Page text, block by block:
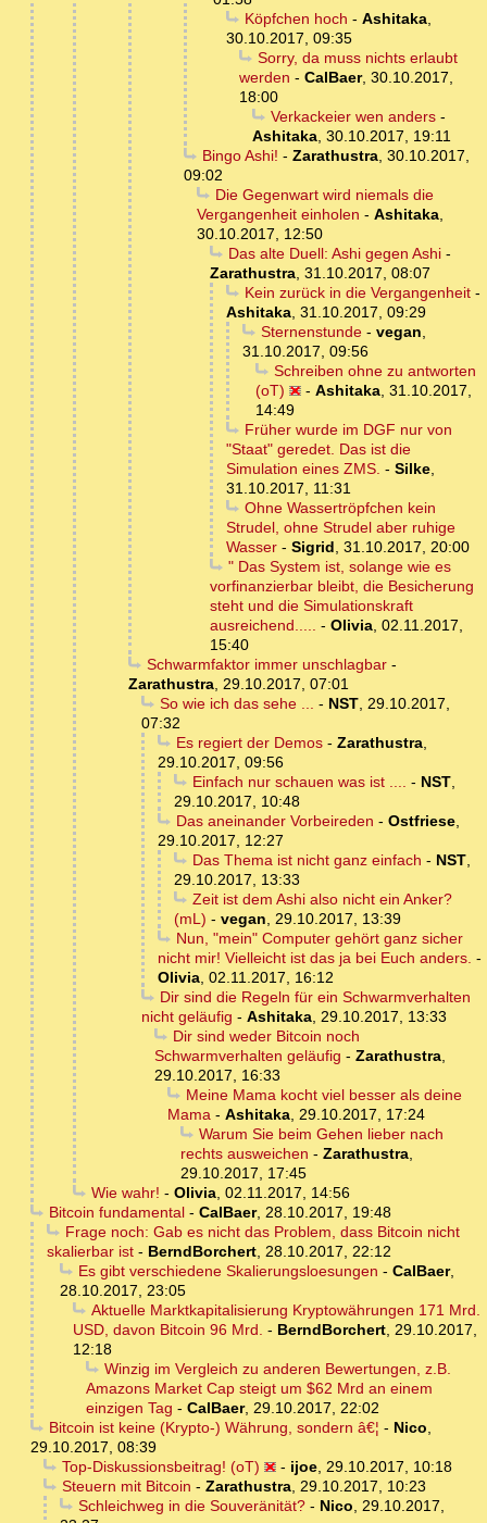
Köpfchen hoch - Ashitaka,
30.10.2017, 09:35
Sorry, da muss nichts erlaubt
werden - CalBaer, 30.10.2017,
18:00
Verkackeier wen anders-
Ashitaka, 30.10.2017, 19:11
Bingo Ashi! - Zarathustra, 30.10.2017,
09:02
Die Gegenwart wird niemals die
Vergangenheit einholen - Ashitaka,
30.10.2017, 12:50
Das alte Duell: Ashi gegen Ashi-
Zarathustra, 31.10.2017, 08:07
Kein zurück in die Vergangenheit-
Ashitaka, 31.10.2017, 09:29
Sternenstunde- vegan,
31.10.2017, 09:56
Schreiben ohne zu antworten
(oT)
- Ashitaka, 31.10.2017,
14:49
Früher wurde im DGF nur von
"Staat" geredet. Das ist die
Simulation eines ZMS. - Silke,
31.10.2017, 11:31
Ohne Wassertröpfchen kein
Strudel, ohne Strudel aber ruhige
Wasser - Sigrid, 31.10.2017, 20:00
" Das System ist, solange wie es
vorfinanzierbar bleibt, die Besicherung
steht und die Simulationskraft
ausreichend..... - Olivia, 02.11.2017,
15:40
Schwarmfaktor immer unschlagbar-
Zarathustra, 29.10.2017, 07:01
So wie ich das sehe ... - NST, 29.10.2017,
07:32
Es regiert der Demos- Zarathustra,
29.10.2017, 09:56
Einfach nur schauen was ist .... - NST,
29.10.2017, 10:48
Das aneinander Vorbeireden - Ostfriese,
29.10.2017, 12:27
Das Thema ist nicht ganz einfach - NST,
29.10.2017, 13:33
Zeit ist dem Ashi also nicht ein Anker?
(mL) - vegan, 29.10.2017, 13:39
Nun, "mein" Computer gehört ganz sicher
nicht mir! Vielleicht ist das ja bei Euch anders. -
Olivia, 02.11.2017, 16:12
Dir sind die Regeln für ein Schwarmverhalten
nicht geläufig - Ashitaka, 29.10.2017, 13:33
Dir sind weder Bitcoin noch
Schwarmverhalten geläufig - Zarathustra,
29.10.2017, 16:33
Meine Mama kocht viel besser als deine
Mama - Ashitaka, 29.10.2017, 17:24
Warum Sie beim Gehen lieber nach
rechts ausweichen - Zarathustra,
29.10.2017, 17:45
Wie wahr! - Olivia, 02.11.2017, 14:56
Bitcoin fundamental- CalBaer, 28.10.2017, 19:48
Frage noch: Gab es nicht das Problem, dass Bitcoin nicht
skalierbar ist - BerndBorchert, 28.10.2017, 22:12
Es gibt verschiedene Skalierungsloesungen - CalBaer,
28.10.2017, 23:05
Aktuelle Marktkapitalisierung Kryptowährungen 171 Mrd.
USD, davon Bitcoin 96 Mrd. - BerndBorchert, 29.10.2017,
12:18
Winzig im Vergleich zu anderen Bewertungen, z.B.
Amazons Market Cap steigt um $62 Mrd an einem
einzigen Tag - CalBaer, 29.10.2017, 22:02
Bitcoin ist keine (Krypto-) Währung, sondern â€¦ - Nico,
29.10.2017, 08:39
Top-Diskussionsbeitrag! (oT)
- ijoe, 29.10.2017, 10:18
Steuern mit Bitcoin - Zarathustra, 29.10.2017, 10:23
Schleichweg in die Souveränität?- Nico, 29.10.2017,